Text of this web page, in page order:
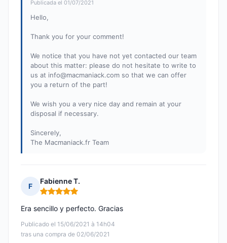
Publicada el 01/07/2021
Hello,
Thank you for your comment!
We notice that you have not yet contacted our team
about this matter: please do not hesitate to write to
us at info@macmaniack.com so that we can offer
you a return of the part!
We wish you a very nice day and remain at your
disposal if necessary.
Sincerely,
The Macmaniack.fr Team
F
Fabienne T.
Nota: 5 de 5
Publicado el 15/06/2021 à 14h04
tras una compra de 02/06/2021
Era sencillo y perfecto. Gracias